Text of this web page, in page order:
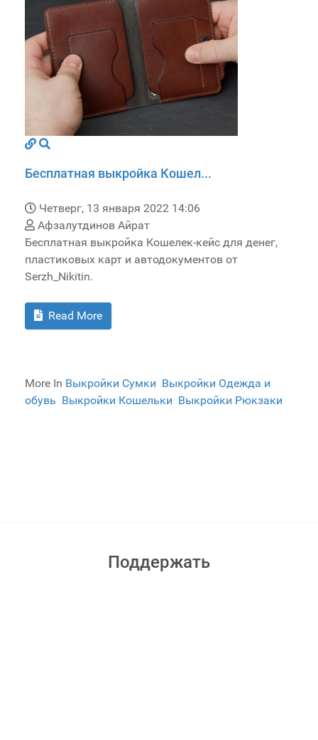
Бесплатная выкройка Кошел...
Четверг, 13 января 2022 14:06
Афзалутдинов Айрат
Бесплатная выкройка Кошелек-кейс для денег,
пластиковых карт и автодокументов от
Serzh_Nikitin.
Read More
More In Выкройки Сумки Выкройки Одежда и
обувь Выкройки Кошельки Выкройки Рюкзаки
Поддержать